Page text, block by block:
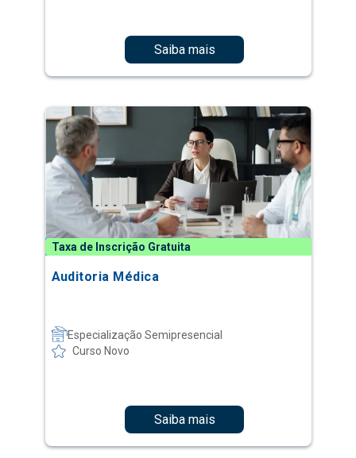
Saiba mais
Taxa de Inscrição Gratuita
Auditoria Médica
Especialização Semipresencial
Curso Novo
Saiba mais